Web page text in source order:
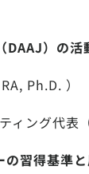
DAAJ）の活
Ph.D. ）
ィング代表
習得基準